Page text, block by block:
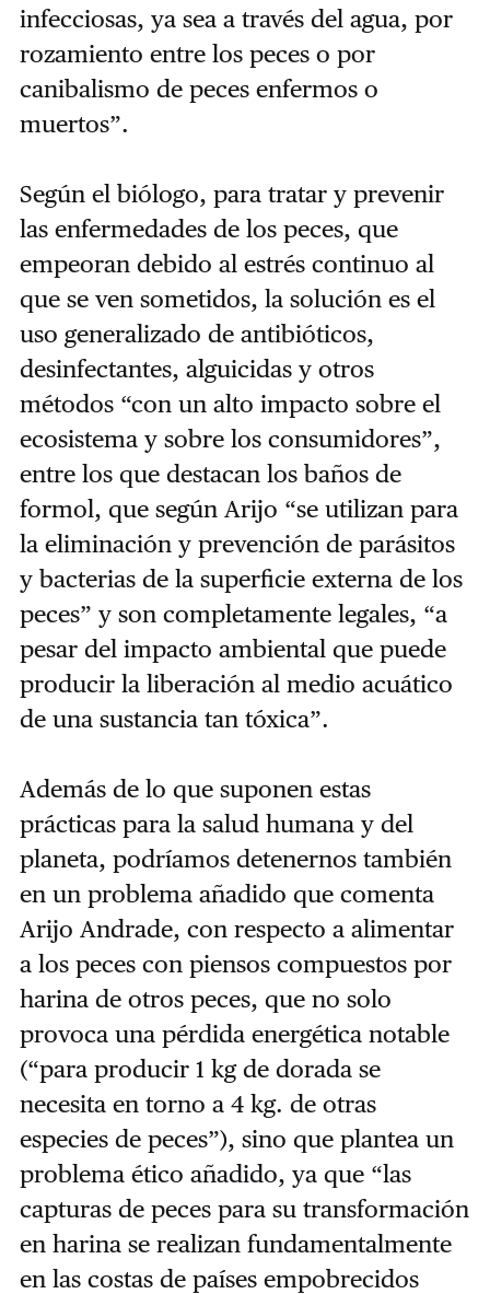
infecciosas, ya sea a través del agua, por
rozamiento entre los peces o por
canibalismo de peces enfermos o
muertos”.
Según el biólogo, para tratar y prevenir
las enfermedades de los peces, que
empeoran debido al estrés continuo al
que se ven sometidos, la solución es el
uso generalizado de antibióticos,
desinfectantes, alguicidas y otros
métodos “con un alto impacto sobre el
ecosistema y sobre los consumidores”,
entre los que destacan los baños de
formol, que según Arijo “se utilizan para
la eliminación y prevención de parásitos
y bacterias de la superficie externa de los
peces” y son completamente legales, “a
pesar del impacto ambiental que puede
producir la liberación al medio acuático
de una sustancia tan tóxica”.
Además de lo que suponen estas
prácticas para la salud humana y del
planeta, podríamos detenernos también
en un problema añadido que comenta
Arijo Andrade, con respecto a alimentar
a los peces con piensos compuestos por
harina de otros peces, que no solo
provoca una pérdida energética notable
(“para producir 1 kg de dorada se
necesita en torno a 4 kg. de otras
especies de peces”), sino que plantea un
problema ético añadido, ya que “las
capturas de peces para su transformación
en harina se realizan fundamentalmente
en las costas de países empobrecidos